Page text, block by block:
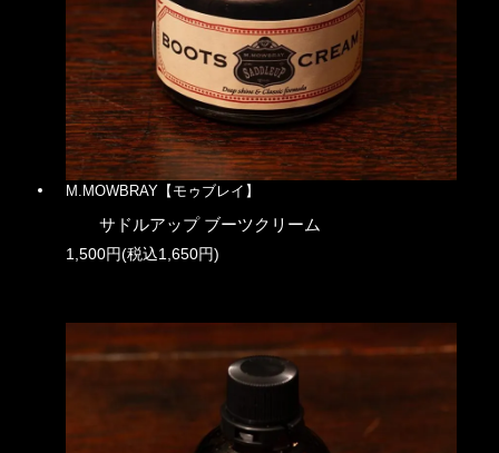
M.MOWBRAY【モゥブレイ】
サドルアップ ブーツクリーム
1,500円(税込1,650円)